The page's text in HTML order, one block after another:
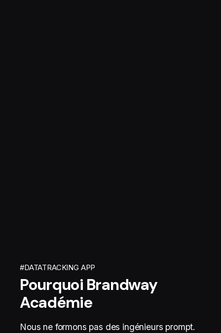
#DATATRACKING APP
Pourquoi Brandway
Académie
Nous ne formons pas des ingénieurs prompt.